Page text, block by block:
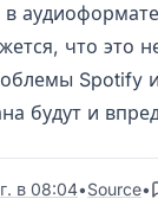
в
что это
Spotify
будут и
в 08:04•Source•